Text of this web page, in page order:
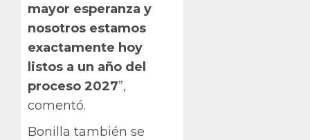
mayor esperanza y
nosotros estamos
exactamente hoy
listos a un año del
proceso 2027”,
comentó.
Bonilla también se